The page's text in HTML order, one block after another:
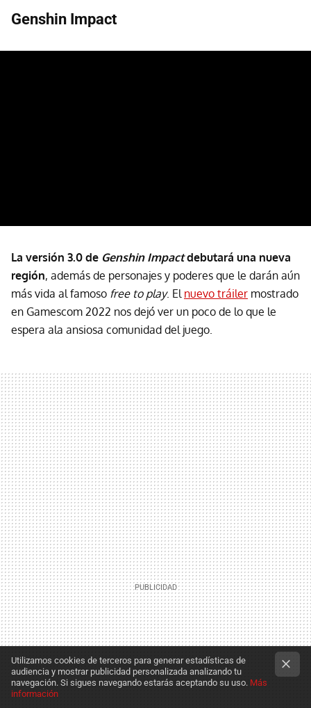
Genshin Impact
La versión 3.0 de Genshin Impactdebutará una nueva
región, además de personajes y poderes que le darán aún
más vida al famoso free to play. El nuevo tráiler mostrado
en Gamescom 2022 nos dejó ver un poco de lo que le
espera ala ansiosa comunidad del juego.
Utilizamos cookies de terceros para generar estadísticas de
audiencia y mostrar publicidad personalizada analizando tu
navegación. Si sigues navegando estarás aceptando su uso. Más
información